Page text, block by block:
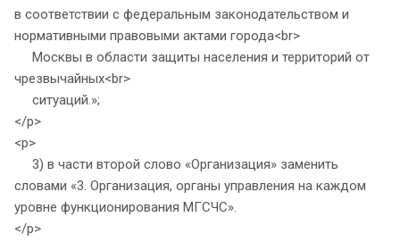
в соответствии с федеральным законодательством и
нормативными правовыми актами города<br>
Москвы в области защиты населения и территорий от
чрезвычайных<br>
ситуаций.»;
</p>
<p>
3) в части второй слово «Организация» заменить
словами «3. Организация, органы управления на каждом
уровне функционирования МГСЧС».
</p>